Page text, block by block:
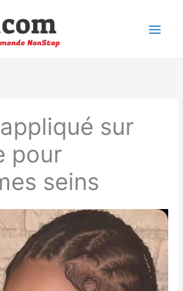
sur
pour
seins